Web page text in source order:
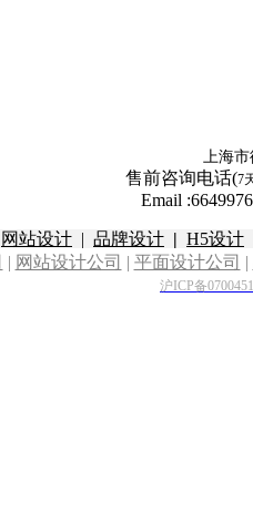
上海
售前咨询电话(7
Email
网站设计 | 品牌设计 | H5设计
| 网站设计公司 | 平面设计公司 |
沪ICP备